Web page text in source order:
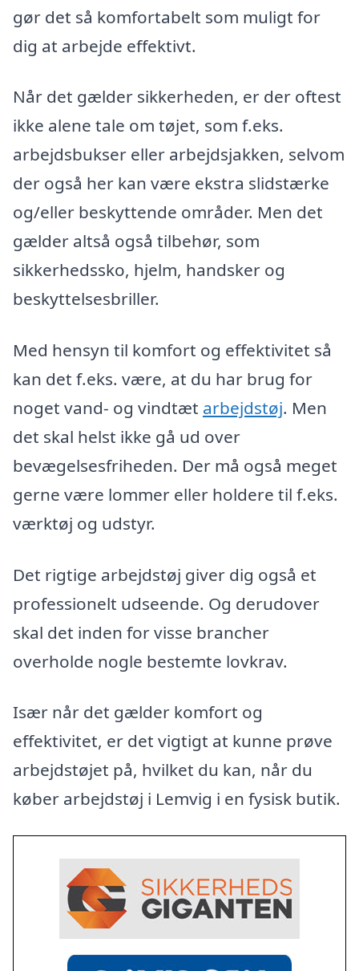
gør det så komfortabelt som muligt for
dig at arbejde effektivt.
Når det gælder sikkerheden, er der oftest
ikke alene tale om tøjet, som f.eks.
arbejdsbukser eller arbejdsjakken, selvom
der også her kan være ekstra slidstærke
og/eller beskyttende områder. Men det
gælder altså også tilbehør, som
sikkerhedssko, hjelm, handsker og
beskyttelsesbriller.
Med hensyn til komfort og effektivitet så
kan det f.eks. være, at du har brug for
noget vand- og vindtæt arbejdstøj. Men
det skal helst ikke gå ud over
bevægelsesfriheden. Der må også meget
gerne være lommer eller holdere til f.eks.
værktøj og udstyr.
Det rigtige arbejdstøj giver dig også et
professionelt udseende. Og derudover
skal det inden for visse brancher
overholde nogle bestemte lovkrav.
Især når det gælder komfort og
effektivitet, er det vigtigt at kunne prøve
arbejdstøjet på, hvilket du kan, når du
køber arbejdstøj i Lemvig i en fysisk butik.